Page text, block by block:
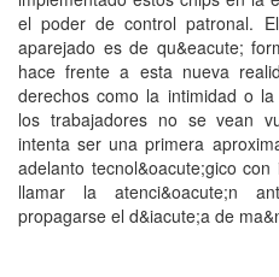
el poder de control patronal.
aparejado es de qu&eacute;
hace frente a esta nueva
derechos como la intimidad o
los trabajadores no se vean
intenta ser una primera
adelanto tecnol&oacute;gico
llamar la atenci&oacute;n
propagarse el d&iacute;a de